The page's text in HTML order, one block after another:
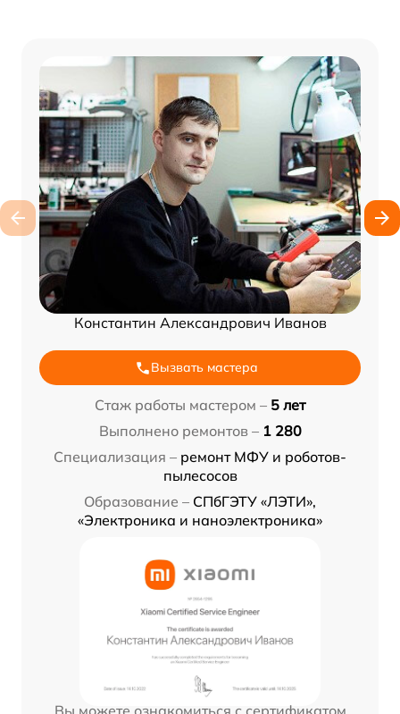
Константин Александрович Иванов
Вызвать мастера
Стаж работы мастером – 5 лет
Выполнено ремонтов – 1 280
Специализация – ремонт МФУ и роботов-
пылесосов
Образование – СПбГЭТУ «ЛЭТИ»,
«Электроника и наноэлектроника»